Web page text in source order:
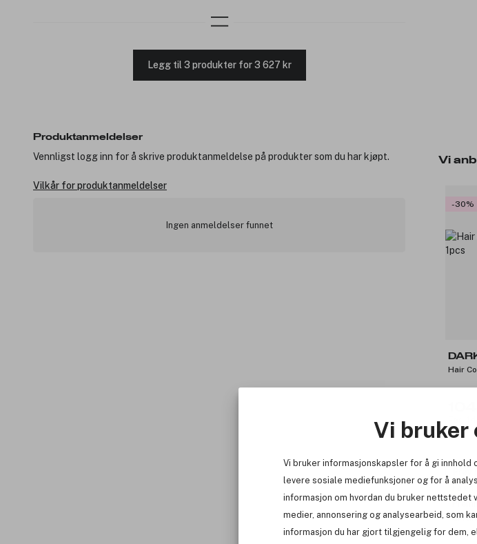
Vi bruker
Vi bruker informasjonskapsler for å gi innhold
levere sosiale mediefunksjoner og for å
informasjon om hvordan du bruker nettstedet
medier, annonsering og analysearbeid, som
informasjon du har gjort tilgjengelig for dem,
Legg til 3 produkter for 3 627 kr
Vi
-30%
Hair
Få en
Produktanmeldelser
Vennligst logg inn for å skrive produktanmeldelse på produkter som du har kjøpt.
Vilkår for produktanmeldelser
Ingen anmeldelser funnet